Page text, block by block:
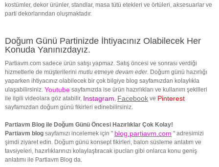
kostümler, dekor ürünler, standlar, masa tütü etekleri ve örtüleri, aksesuarlar ve
parti dekorlarından oluşmaktadır.
Doğum Günü Partinizde İhtiyacınız Olabilecek Her
Konuda Yanınızdayız.
Partiavm.com sadece ürün satışı yapmaz. Satış öncesi ve sonrası verdiği
hizmetlerle de müşterilerini mutlu etmeye devam eder. Doğum günü hazırlığı
yaparken ihtiyacınız olabilecek bir çok bilgiye blog sayfamızdan kolaylıkla
ulaşabilirsiniz. Youtube sayfamızda ise ürün hazırlıkları ve kullanım şekilleri
ile ilgili videolara göz atabilir, Instagram, Facebook ve Pinterest
sayfamızdan doğum günü fikirleri edinebilirsiniz.
Partiavm Blog ile Doğum Günü Öncesi Hazırlıklar Çok Kolay!
Partiavm blog sayfamızı incelemek için " blog.partiavm.com " adresimizi
şimdi ziyaret edin. Doğum günü konsept fikirleri, balon süsleme anlatım ve
tavsiyeleri, hazırlıklarınızı kolaylaştıracak ipucları gibi onlarca konu geniş
anlatımı ile Partiavm Blog da.